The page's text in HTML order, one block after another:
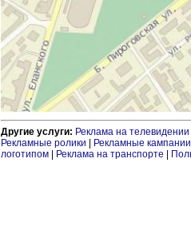
Другие услуги: Реклама на телевидении
Рекламные ролики | Рекламные кампании
логотипом | Реклама на транспорте |